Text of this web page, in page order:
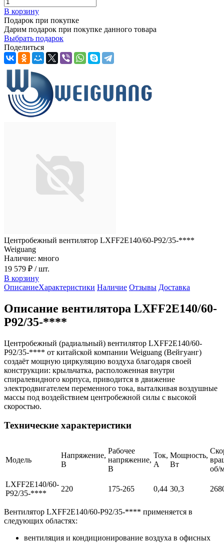
В корзину
Подарок при покупке
Дарим подарок при покупке данного товара
Выбрать подарок
Поделиться
Центробежный вентилятор LXFF2E140/60-P92/35-****
Weiguang
Наличие: много
19 579 ₽ / шт.
В корзину
ОписаниеХарактеристики Наличие Отзывы Доставка
Описание вентилятора LXFF2E140/60-
P92/35-****
Центробежный (радиальный) вентилятор LXFF2E140/60-
P92/35-**** от китайской компании Weiguang (Вейгуанг)
создаёт мощную циркуляцию воздуха благодаря своей
конструкции: крыльчатка, расположенная внутри
спиралевидного корпуса, приводится в движение
электродвигателем переменного тока, выталкивая воздушные
массы под воздействием центробежной силы с высокой
скоростью.
Технические характеристики
Модель
Напряжение,
В
Рабочее
напряжение,
В
Ток,
А
Мощность,
Вт
об/
LXFF2E140/60-
P92/35-****
220 175-265 0,44 30,3
Вентилятор LXFF2E140/60-P92/35-**** применяется в
следующих областях:
вентиляция и кондиционирование воздуха в офисных